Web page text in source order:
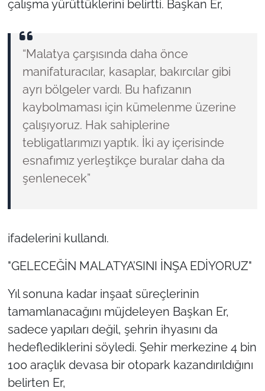
çalışma yürüttüklerini belirtti. Başkan Er,
“Malatya çarşısında daha önce
manifaturacılar, kasaplar, bakırcılar gibi
ayrı bölgeler vardı. Bu hafızanın
kaybolmaması için kümelenme üzerine
çalışıyoruz. Hak sahiplerine
tebligatlarımızı yaptık. İki ay içerisinde
esnafımız yerleştikçe buralar daha da
şenlenecek”
ifadelerini kullandı.
"GELECEĞİN MALATYA’SINI İNŞA EDİYORUZ"
Yıl sonuna kadar inşaat süreçlerinin
tamamlanacağını müjdeleyen Başkan Er,
sadece yapıları değil, şehrin ihyasını da
hedeflediklerini söyledi. Şehir merkezine 4 bin
100 araçlık devasa bir otopark kazandırıldığını
belirten Er,